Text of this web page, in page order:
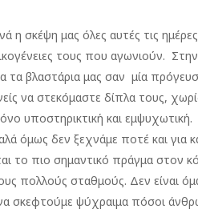
η σκέψη μας όλες αυτές τις
τους που αγωνιούν.
τα βλαστάρια μας σαν μία
να στεκόμαστε δίπλα τους,
υποστηρικτική και
όμως δεν ξεχνάμε ποτέ και για
το πιο σημαντικό πράγμα στον
πολλούς σταθμούς. Δεν είναι
σκεφτούμε ψύχραιμα πόσοι